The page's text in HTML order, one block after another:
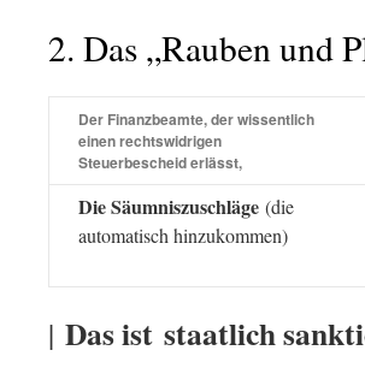
2. Das „Rauben und
Der Finanzbeamte, der wissentlich
einen rechtswidrigen
Steuerbescheid erlässt,
Die Säumniszuschläge (die
automatisch hinzukommen)
| Das ist staatlich